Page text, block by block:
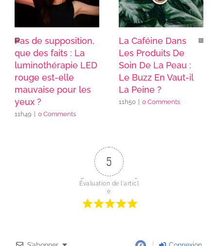
Pas de supposition,
que des faits : La
luminothérapie LED
rouge est-elle
mauvaise pour les
yeux ?
11h49 0 Comments
La Caféine Dans
Les Produits De
Soin De La Peau :
Le Buzz En Vaut-il
La Peine ?
11h50 0 Comments
5
Évaluation de l'articl
e